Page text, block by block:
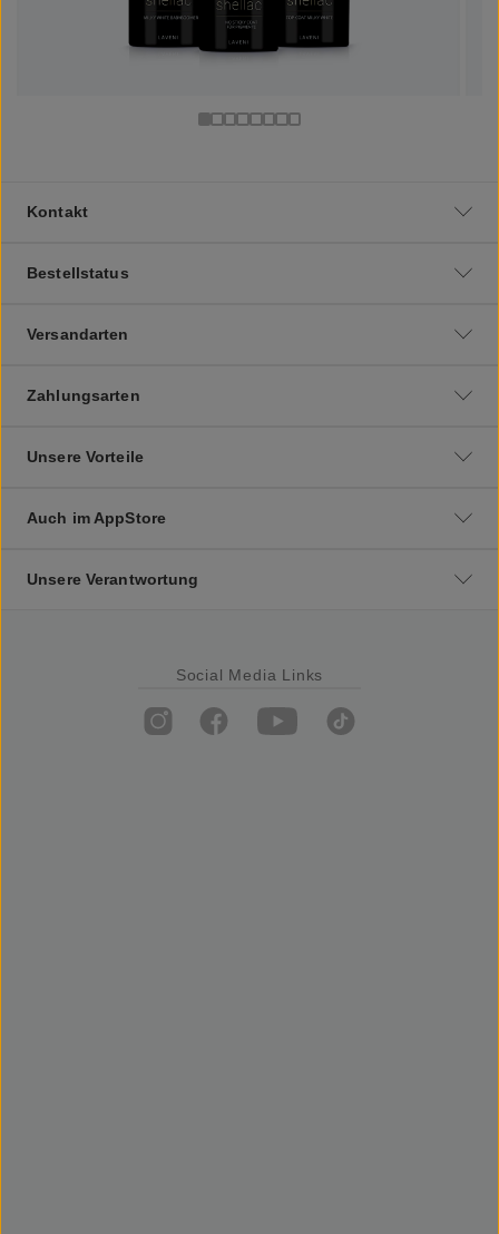
Kontakt
Bestellstatus
Versandarten
Zahlungsarten
Unsere Vorteile
Auch im AppStore
Unsere Verantwortung
Social Media Links